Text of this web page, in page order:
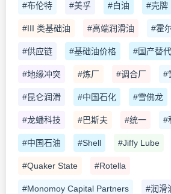
#布伦特 #美孚 #白油 #壳牌
#III 类基础油 #高端润滑油 #霍
#供应链 #基础油价格 #国产替代
#地缘冲突 #炼厂 #调合厂 #
#昆仑润滑 #中国石化 #雪佛龙
#龙蟠科技 #巴斯夫 #统一 #
#中国石油 #Shell #Jiffy Lube
#Quaker State #Rotella
#Monomoy Capital Partners #润滑